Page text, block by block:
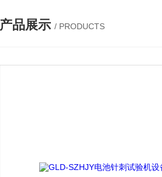
产品展示 / PRODUCTS